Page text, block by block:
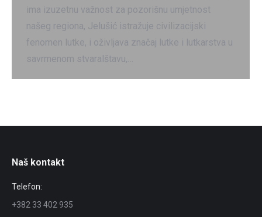
ima izuzetnu važnost za pozorišnu umjetnost
našeg regiona, Jelušić istražuje civilizacijski
fenomen lutke, i oživljava značaj lutke i lutkarstva u
savrmenom stvaralštavu,…
Naš kontakt
Telefon:
+382 33 402 935